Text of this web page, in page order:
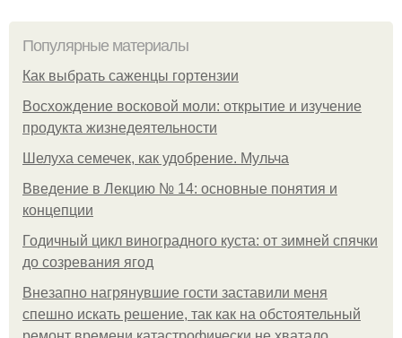
Популярные материалы
Как выбрать саженцы гортензии
Восхождение восковой моли: открытие и изучение
продукта жизнедеятельности
Шелуха семечек, как удобрение. Мульча
Введение в Лекцию № 14: основные понятия и
концепции
Годичный цикл виноградного куста: от зимней спячки
до созревания ягод
Внезапно нагрянувшие гости заставили меня
спешно искать решение, так как на обстоятельный